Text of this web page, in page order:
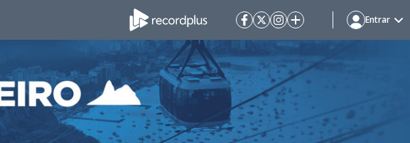
Entrar